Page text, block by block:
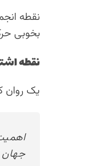
نقطه
بخوبی
نقطه
یک روان
جهان